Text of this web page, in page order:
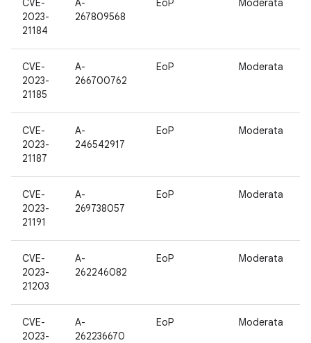
CVE-
2023-
21184
A-
267809568
EoP Moderata
CVE-
2023-
21185
A-
266700762
EoP Moderata
CVE-
2023-
21187
A-
246542917
EoP Moderata
CVE-
2023-
21191
A-
269738057
EoP Moderata
CVE-
2023-
21203
A-
262246082
EoP Moderata
CVE-
2023-
A-
262236670
EoP Moderata